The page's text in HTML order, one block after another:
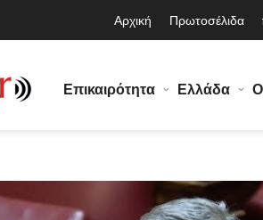
Αρχική Πρωτοσέλιδα
Επικαιρότητα Ελλάδα